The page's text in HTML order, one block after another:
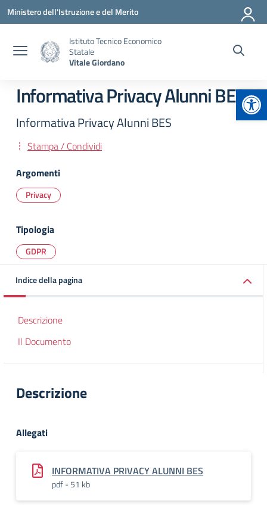
Vai ai contenuti
Vai al menu di navigazione
Vai al footer
Ministero dell'Istruzione e del Merito
Istituto Tecnico Economico
Statale
Vitale Giordano
Informativa Privacy Alunni BES
Informativa Privacy Alunni BES
Stampa / Condividi
Argomenti
Privacy
Tipologia
GDPR
Indice della pagina
Descrizione
Il Documento
Descrizione
Allegati
INFORMATIVA PRIVACY ALUNNI BES
pdf - 51 kb